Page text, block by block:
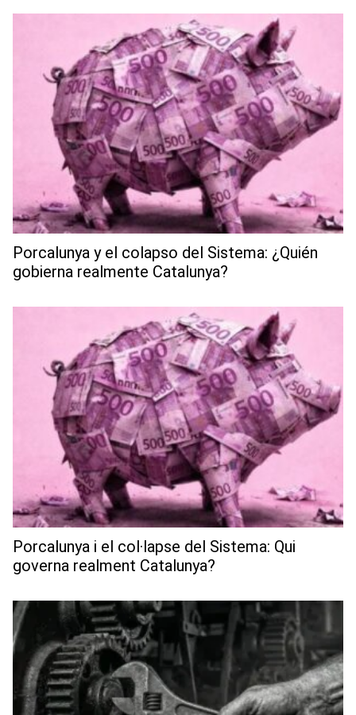
Porcalunya y el colapso del Sistema: ¿Quién
gobierna realmente Catalunya?
Porcalunya i el col·lapse del Sistema: Qui
governa realment Catalunya?